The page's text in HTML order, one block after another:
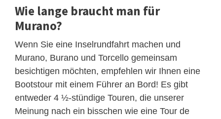
Wie lange braucht man für
Murano?
Wenn Sie eine Inselrundfahrt machen und
Murano, Burano und Torcello gemeinsam
besichtigen möchten, empfehlen wir Ihnen eine
Bootstour mit einem Führer an Bord! Es gibt
entweder 4 ½-stündige Touren, die unserer
Meinung nach ein bisschen wie eine Tour de